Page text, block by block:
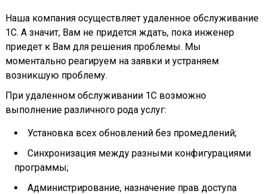
Наша компания осуществляет удаленное обслуживание
1С. А значит, Вам не придется ждать, пока инженер
приедет к Вам для решения проблемы. Мы
моментально реагируем на заявки и устраняем
возникшую проблему.
При удаленном обслуживании 1С возможно
выполнение различного рода услуг:
Установка всех обновлений без промедлений;
Синхронизация между разными конфигурациями
программы;
Администрирование, назначение прав доступа